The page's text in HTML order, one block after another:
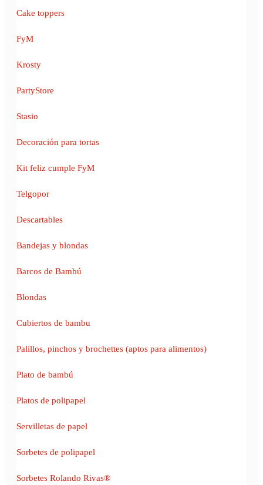
Cake toppers
FyM
Krosty
PartyStore
Stasio
Decoración para tortas
Kit feliz cumple FyM
Telgopor
Descartables
Bandejas y blondas
Barcos de Bambú
Blondas
Cubiertos de bambu
Palillos, pinchos y brochettes (aptos para alimentos)
Plato de bambú
Platos de polipapel
Servilletas de papel
Sorbetes de polipapel
Sorbetes Rolando Rivas®